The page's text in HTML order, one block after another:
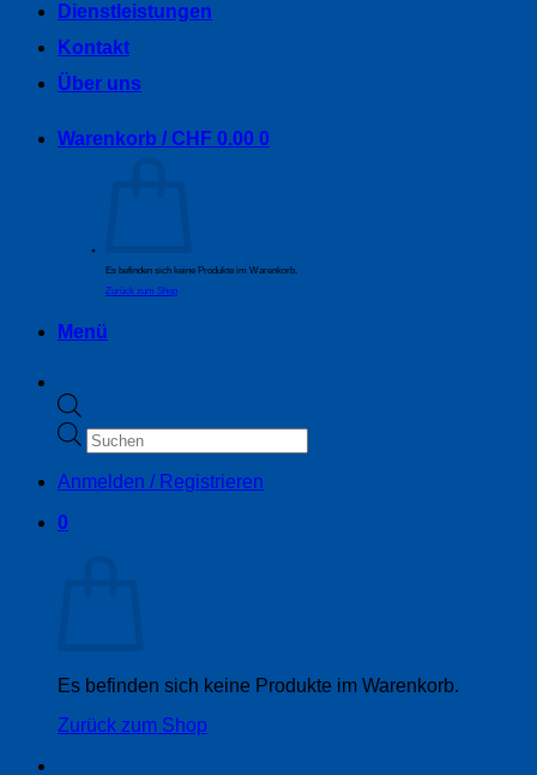
Products
search
Anmelden / Registrieren
0
Es befinden sich keine Produkte im Warenkorb.
Zurück zum Shop
Dienstleistungen
Kontakt
Über uns
Warenkorb / CHF 0.00 0
Es befinden sich keine Produkte im Warenkorb.
Zurück zum Shop
Menü